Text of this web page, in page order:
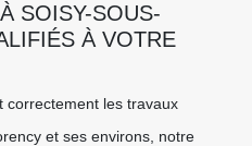
SOISY-SOUS-
À VOTRE
correctement les travaux
et ses environs, notre